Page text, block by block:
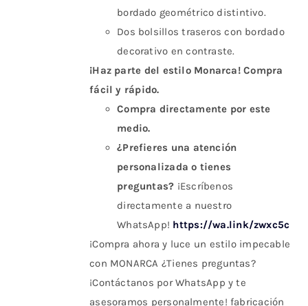
bordado geométrico distintivo.
Dos bolsillos traseros con bordado
decorativo en contraste.
¡Haz parte del estilo Monarca! Compra
fácil y rápido.
Compra directamente por este
medio.
¿Prefieres una atención
personalizada o tienes
preguntas? ¡Escríbenos
directamente a nuestro
WhatsApp! https://wa.link/zwxc5c
¡Compra ahora y luce un estilo impecable
con MONARCA ¿Tienes preguntas?
¡Contáctanos por WhatsApp y te
asesoramos personalmente! fabricación